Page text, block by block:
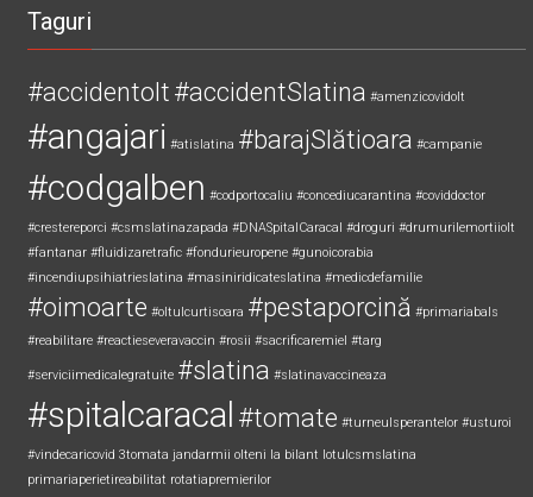
Taguri
#accidentolt #accidentSlatina #amenzicovidolt
#angajari #atislatina #barajSlătioara #campanie
#codgalben #codportocaliu #concediucarantina #coviddoctor
#crestereporci #csmslatinazapada #DNASpitalCaracal #droguri #drumurilemortiiolt
#fantanar #fluidizaretrafic #fondurieuropene #gunoicorabia
#incendiupsihiatrieslatina #masiniridicateslatina #medicdefamilie
#oimoarte #oltulcurtisoara #pestaporcină #primariabals
#reabilitare #reactieseveravaccin #rosii #sacrificaremiel #targ
#serviciimedicalegratuite #slatina #slatinavaccineaza
#spitalcaracal #tomate #turneulsperantelor #usturoi
#vindecaricovid 3tomata jandarmii olteni la bilant lotulcsmslatina
primariaperietireabilitat rotatiapremierilor